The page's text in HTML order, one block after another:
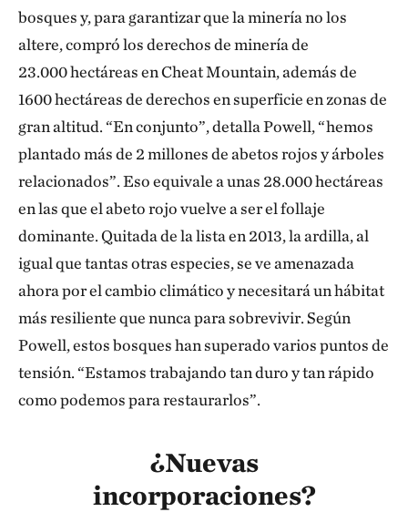
bosques y, para garantizar que la minería no los
altere, compró los derechos de minería de
23.000 hectáreas en Cheat Mountain, además de
1600 hectáreas de derechos en superficie en zonas de
gran altitud. “En conjunto”, detalla Powell, “hemos
plantado más de 2 millones de abetos rojos y árboles
relacionados”. Eso equivale a unas 28.000 hectáreas
en las que el abeto rojo vuelve a ser el follaje
dominante. Quitada de la lista en 2013, la ardilla, al
igual que tantas otras especies, se ve amenazada
ahora por el cambio climático y necesitará un hábitat
más resiliente que nunca para sobrevivir. Según
Powell, estos bosques han superado varios puntos de
tensión. “Estamos trabajando tan duro y tan rápido
como podemos para restaurarlos”.
¿Nuevas
incorporaciones?